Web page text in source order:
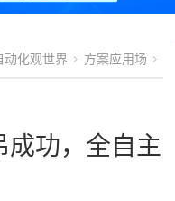
动化观世界 方案应用场
功，全自主